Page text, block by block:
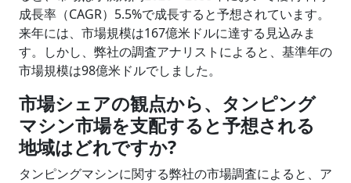
成長率（CAGR）5.5%で成長すると予想されています。
来年には、市場規模は167億米ドルに達する見込みま
す。しかし、弊社の調査アナリストによると、基準年の
市場規模は98億米ドルでしました。
市場シェアの観点から、タンピング
マシン市場を支配すると予想される
地域はどれですか?
タンピングマシンに関する弊社の市場調査によると、ア